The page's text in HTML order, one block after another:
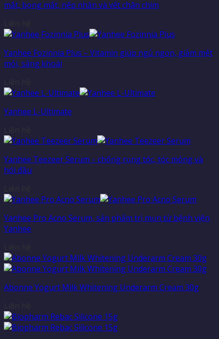
mắt, bọng mắt, nếp nhăn và vết chân chim
Yanhee Fozinnia Plus – Vitamin giúp ngủ ngon, giảm mệt
mỏi, sảng khoái
Yanhee L-Ultimate
Yanhee Teezeer Serum – chống rụng tóc, tóc mỏng và
hói đầu
Yanhee Pro Acno Serum, sản phẩm trị mụn từ bệnh viện
Yanhee
Abonne Yogurt Milk Whitening Underarm Cream 30g